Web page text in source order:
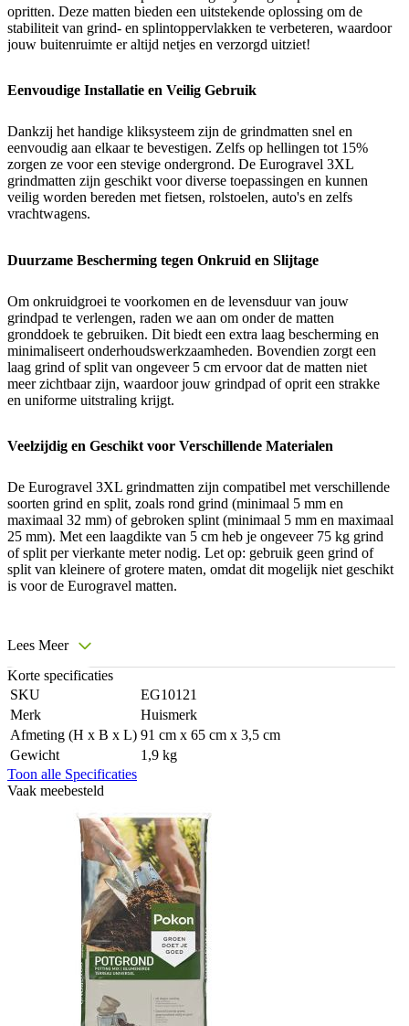
opritten. Deze matten bieden een uitstekende oplossing om de
stabiliteit van grind- en splintoppervlakken te verbeteren, waardoor
jouw buitenruimte er altijd netjes en verzorgd uitziet!
Eenvoudige Installatie en Veilig Gebruik
Dankzij het handige kliksysteem zijn de grindmatten snel en
eenvoudig aan elkaar te bevestigen. Zelfs op hellingen tot 15%
zorgen ze voor een stevige ondergrond. De Eurogravel 3XL
grindmatten zijn geschikt voor diverse toepassingen en kunnen
veilig worden bereden met fietsen, rolstoelen, auto's en zelfs
vrachtwagens.
Duurzame Bescherming tegen Onkruid en Slijtage
Om onkruidgroei te voorkomen en de levensduur van jouw
grindpad te verlengen, raden we aan om onder de matten
gronddoek te gebruiken. Dit biedt een extra laag bescherming en
minimaliseert onderhoudswerkzaamheden. Bovendien zorgt een
laag grind of split van ongeveer 5 cm ervoor dat de matten niet
meer zichtbaar zijn, waardoor jouw grindpad of oprit een strakke
en uniforme uitstraling krijgt.
Veelzijdig en Geschikt voor Verschillende Materialen
De Eurogravel 3XL grindmatten zijn compatibel met verschillende
soorten grind en split, zoals rond grind (minimaal 5 mm en
maximaal 32 mm) of gebroken splint (minimaal 5 mm en maximaal
25 mm). Met een laagdikte van 5 cm heb je ongeveer 75 kg grind
of split per vierkante meter nodig. Let op: gebruik geen grind of
split van kleinere of grotere maten, omdat dit mogelijk niet geschikt
is voor de Eurogravel matten.
Lees Meer
Korte specificaties
SKU
EG10121
Merk
Huismerk
Afmeting (H x B x L) 91 cm x 65 cm x 3,5 cm
Gewicht
1,9 kg
Toon alle Specificaties
Vaak meebesteld